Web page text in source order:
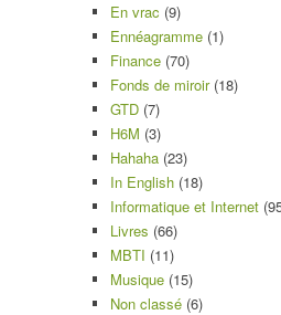
En vrac (9)
Ennéagramme (1)
Finance (70)
Fonds de miroir(18)
GTD (7)
H6M (3)
Hahaha (23)
In English (18)
Informatique et Internet
Livres (66)
MBTI (11)
Musique (15)
Non classé (6)